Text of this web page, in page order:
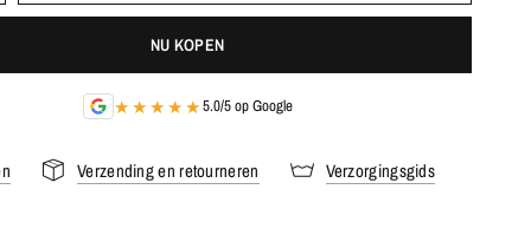
NU KOPEN
★★★★★5.0/5 op Google
Verzending en retourneren Verzorgingsgids